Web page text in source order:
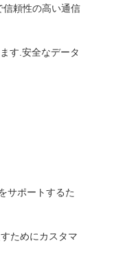
頼性の高い通信
す.安全なデータ
サポートするた
ためにカスタマ